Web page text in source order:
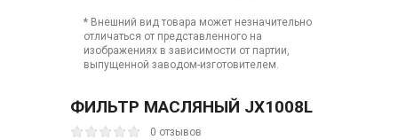
* Внешний вид товара может незначительно
отличаться от представленного на
изображениях в зависимости от партии,
выпущенной заводом-изготовителем.
ФИЛЬТР МАСЛЯНЫЙ JX1008L
0 отзывов